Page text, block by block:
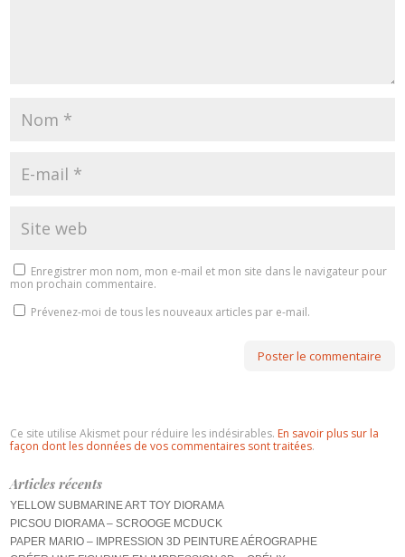
Enregistrer mon nom, mon e-mail et mon site dans le navigateur pour
mon prochain commentaire.
Prévenez-moi de tous les nouveaux articles par e-mail.
Ce site utilise Akismet pour réduire les indésirables. En savoir plus sur la
façon dont les données de vos commentaires sont traitées.
Articles récents
YELLOW SUBMARINE ART TOY DIORAMA
PICSOU DIORAMA – SCROOGE MCDUCK
PAPER MARIO – IMPRESSION 3D PEINTURE AÉROGRAPHE